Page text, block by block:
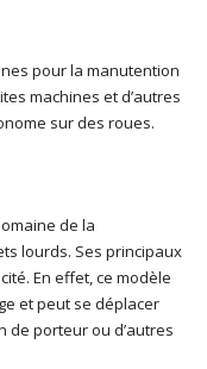
pour la manutention
machines et d’autres
sur des roues.
de la
lourds. Ses principaux
En effet, ce modèle
et peut se déplacer
de porteur ou d’autres